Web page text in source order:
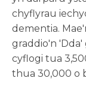
chyflyrau
dementia.
graddio'n 'Dda'
cyflogi tua
thua 30,000 o